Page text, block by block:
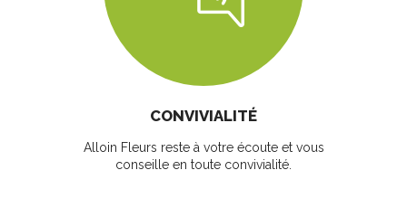
CONVIVIALITÉ
Alloin Fleurs reste à votre écoute et vous
conseille en toute convivialité.